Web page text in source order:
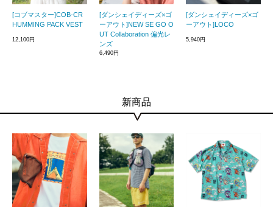
[コブマスター]COB-CR
HUMMING PACK VEST
12,100円
[ダンシェイディーズ×ゴ
ーアウト]NEW SE GO O
UT Collaboration 偏光レ
ンズ
6,490円
[ダンシェイディーズ×ゴ
ーアウト]LOCO
5,940円
新商品